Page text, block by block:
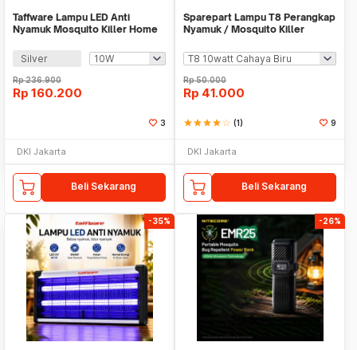
Taffware Lampu LED Anti
Nyamuk Mosquito Killer Home
Silver
Rp236.900
Rp 160.200
3
DKI Jakarta
Beli Sekarang
Sparepart Lampu T8 Perangkap
Nyamuk / Mosquito Killer
Rp50.000
Rp 41.000
starstarstarstarstar_border (1) 9
DKI Jakarta
Beli Sekarang
-35% -26%